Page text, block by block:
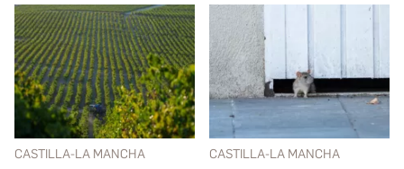
CASTILLA-LA MANCHA CASTILLA-LA MANCHA